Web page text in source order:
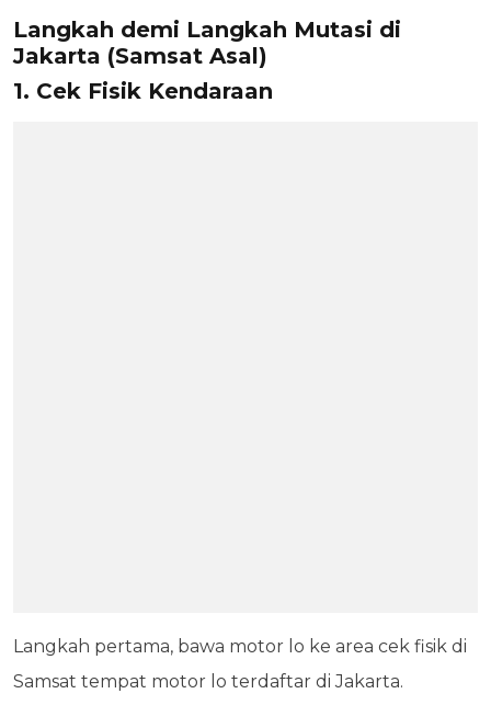
Langkah demi Langkah Mutasi di
Jakarta (Samsat Asal)
1. Cek Fisik Kendaraan
Langkah pertama, bawa motor lo ke area cek fisik di
Samsat tempat motor lo terdaftar di Jakarta.